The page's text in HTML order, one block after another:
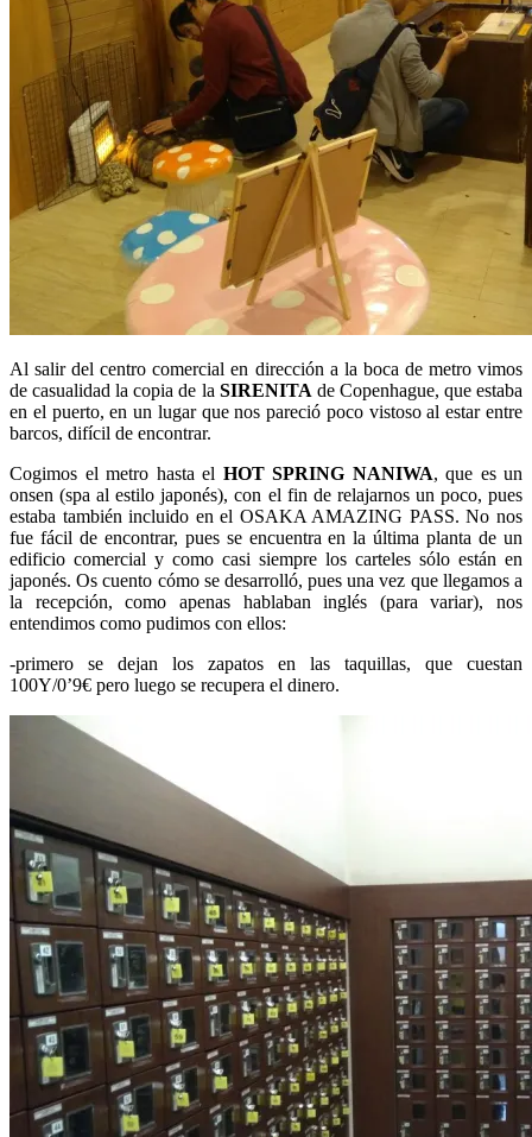
Al salir del centro comercial en dirección a la boca de metro vimos
de casualidad la copia de la SIRENITA de Copenhague, que estaba
en el puerto, en un lugar que nos pareció poco vistoso al estar entre
barcos, difícil de encontrar.
Cogimos el metro hasta el HOT SPRING NANIWA, que es un
onsen (spa al estilo japonés), con el fin de relajarnos un poco, pues
estaba también incluido en el OSAKA AMAZING PASS. No nos
fue fácil de encontrar, pues se encuentra en la última planta de un
edificio comercial y como casi siempre los carteles sólo están en
japonés. Os cuento cómo se desarrolló, pues una vez que llegamos a
la recepción, como apenas hablaban inglés (para variar), nos
entendimos como pudimos con ellos:
-primero se dejan los zapatos en las taquillas, que cuestan
100Y/0’9€ pero luego se recupera el dinero.